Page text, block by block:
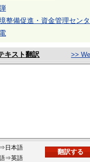
整備促進・資金管理セン
キスト翻訳 >>
日本語
⇒英語